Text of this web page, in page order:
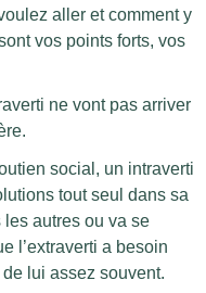
aller et comment y
vos points forts, vos
ne vont pas arriver
social, un intraverti
tout seul dans sa
autres ou va se
l’extraverti a besoin
lui assez souvent.